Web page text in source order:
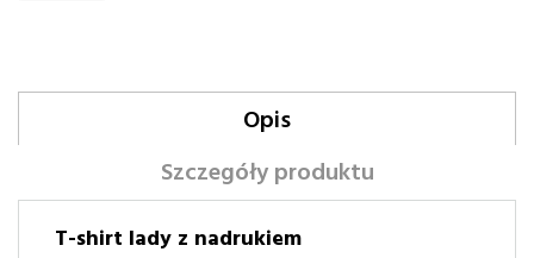
Opis
Szczegóły produktu
T-shirt lady z nadrukiem